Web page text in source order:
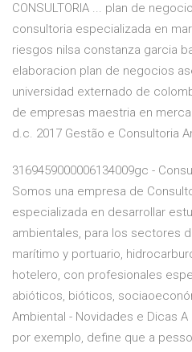
CONSULTORIA ... plan de
consultoria especializada en
riesgos nilsa constanza garcia
elaboracion plan de negocios
universidad externado de
de empresas maestria en
d.c. 2017 Gestão e Consultoria
3169459000006134009gc -
Somos una empresa de
especializada en desarrollar
ambientales, para los sectores
marítimo y portuario,
hotelero, con profesionales
abióticos, bióticos,
Ambiental - Novidades e Dicas
por exemplo, define que a